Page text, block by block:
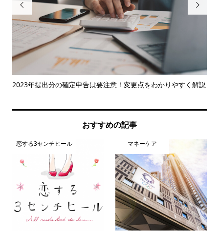

2023年提出分の確定申告は要注意！変更点をわかりやすく解説

おすすめの記事
恋する3センチヒール マネーケア